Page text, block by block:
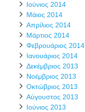
Ιούνιος 2014
Μάιος 2014
Απρίλιος 2014
Μάρτιος 2014
Φεβρουάριος 2014
Ιανουάριος 2014
Δεκέμβριος 2013
Νοέμβριος 2013
Οκτώβριος 2013
Αύγουστος 2013
Ιούνιος 2013